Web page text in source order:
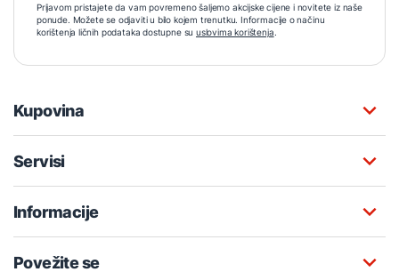
Prijavom pristajete da vam povremeno šaljemo akcijske cijene i novitete iz naše
ponude. Možete se odjaviti u bilo kojem trenutku. Informacije o načinu
korištenja ličnih podataka dostupne su uslovima korištenja.
Kupovina
Servisi
Informacije
Povežite se